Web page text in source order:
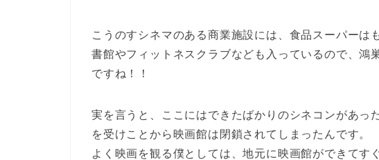
こうのすシネマのある商業施設には、食品スーパーは
書館やフィットネスクラブなども入っているので、鴻
ですね！！
実を言うと、ここにはできたばかりのシネコンがあっ
を受けことから映画館は閉鎖されてしまったんです。
よく映画を観る僕としては、地元に映画館ができてす